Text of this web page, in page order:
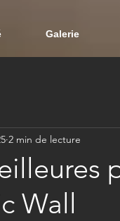
Galerie
Wall
2 min de lecture